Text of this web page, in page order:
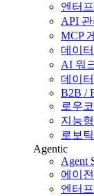
엔터
API 관
MCP
데이
AI 워
데이
B2B /
로우
지능
로보
Agentic
Agent
에이
엔터